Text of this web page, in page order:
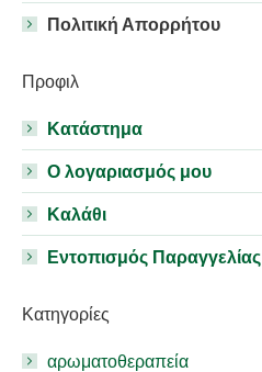
Πολιτική Απορρήτου
Προφιλ
Κατάστημα
Ο λογαριασμός μου
Καλάθι
Εντοπισμός Παραγγελίας
Κατηγορίες
αρωματοθεραπεία